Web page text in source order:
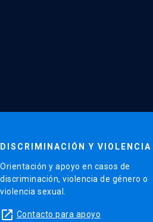
DISCRIMINACIÓN Y VIOLENCIA
Orientación y apoyo en casos de
discriminación, violencia de género o
violencia sexual.
launch Contacto para apoyo